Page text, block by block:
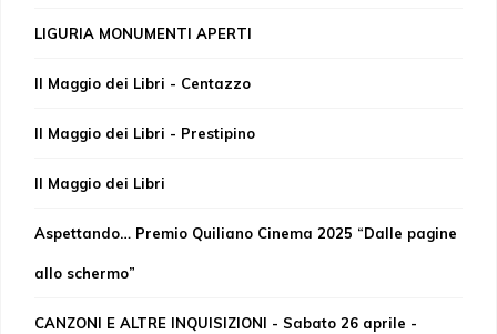
LIGURIA MONUMENTI APERTI
Il Maggio dei Libri - Centazzo
Il Maggio dei Libri - Prestipino
Il Maggio dei Libri
Aspettando… Premio Quiliano Cinema 2025 “Dalle pagine
allo schermo”
CANZONI E ALTRE INQUISIZIONI - Sabato 26 aprile -